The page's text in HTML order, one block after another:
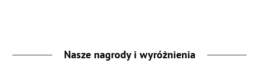
Nasze nagrody i wyróżnienia